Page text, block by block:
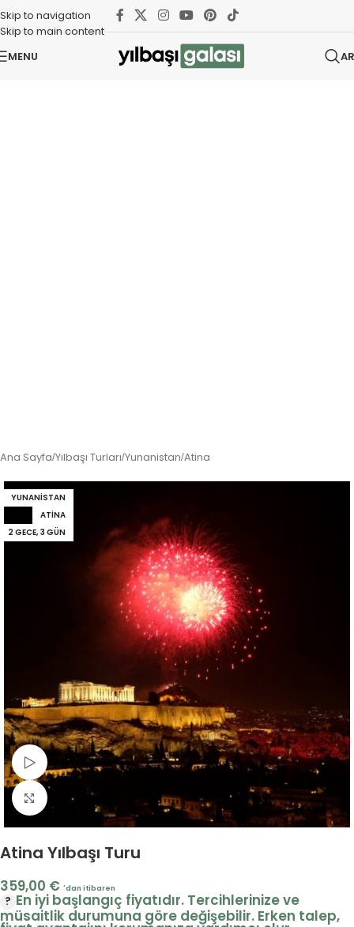
Skip to navigation
Skip to main content
MENU
Ana Sayfa/Yılbaşı Turları/Yunanistan/Atina
YUNANISTAN
ATINA
2 GECE, 3 GÜN
Video İzle
Fotoğrafı Büyüt
Atina Yılbaşı Turu
359,00 € 'dan itibaren
En iyi başlangıç fiyatıdır. Tercihlerinize ve
müsaitlik durumuna göre değişebilir. Erken talep,